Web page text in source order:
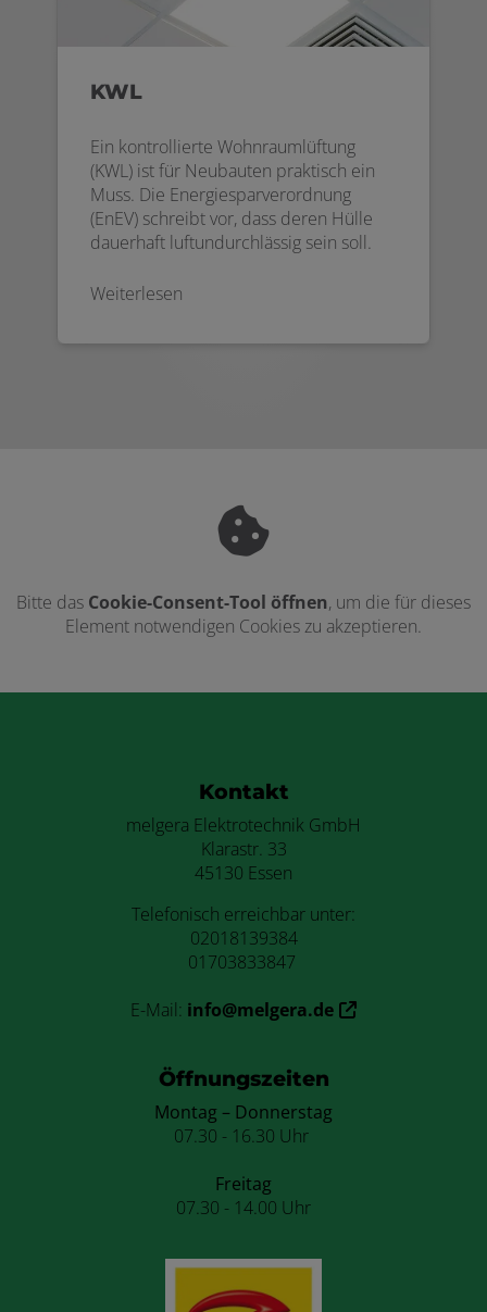
KWL
Ein kontrollierte Wohnraumlüftung
(KWL) ist für Neubauten praktisch ein
Muss. Die Energiesparverordnung
(EnEV) schreibt vor, dass deren Hülle
dauerhaft luftundurchlässig sein soll.
Weiterlesen
Bitte das Cookie-Consent-Tool öffnen, um die für dieses
Element notwendigen Cookies zu akzeptieren.
Kontakt
melgera Elektrotechnik GmbH
Klarastr. 33
45130 Essen
Telefonisch erreichbar unter:
02018139384
01703833847
E-Mail: info@melgera.de
Öffnungszeiten
Montag – Donnerstag
07.30 - 16.30 Uhr
Freitag
07.30 - 14.00 Uhr